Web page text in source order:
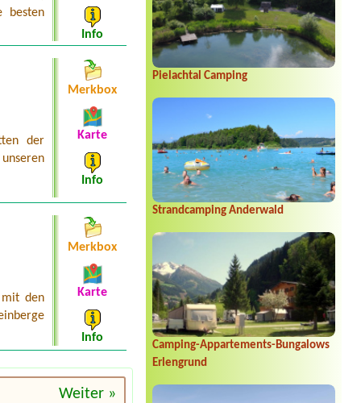
Pielachtal Camping
Strandcamping Anderwald
Camping-Appartements-Bungalows
Erlengrund
besten
Info
der
Merkbox
Karte
Info
den
Merkbox
Karte
Info
Weiter »